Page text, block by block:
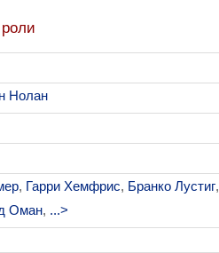
Нолан
, Гарри Хемфрис, Бранко Лустиг,
Оман, ...>